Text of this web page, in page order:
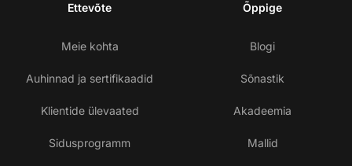
Ettevõte
Meie kohta
Auhinnad ja sertifikaadid
Klientide ülevaated
Sidusprogramm
Õppige
Blogi
Sõnastik
Akadeemia
Mallid